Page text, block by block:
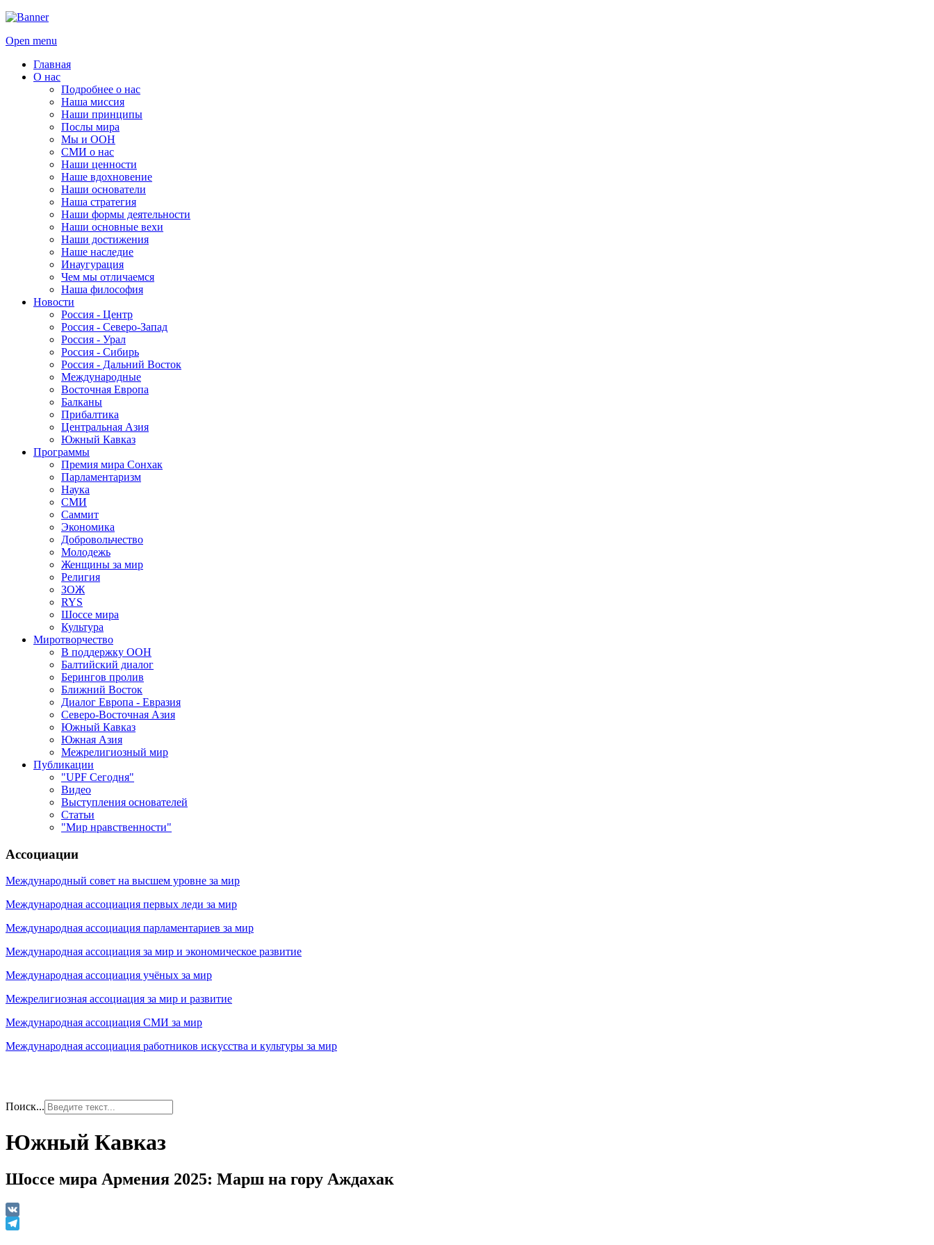
Open menu
Главная
О нас
Подробнее о нас
Наша миссия
Наши принципы
Послы мира
Мы и ООН
СМИ о нас
Наши ценности
Наше вдохновение
Наши основатели
Наша стратегия
Наши формы деятельности
Наши основные вехи
Наши достижения
Наше наследие
Инаугурация
Чем мы отличаемся
Наша философия
Новости
Россия - Центр
Россия - Северо-Запад
Россия - Урал
Россия - Сибирь
Россия - Дальний Восток
Международные
Восточная Европа
Балканы
Прибалтика
Центральная Азия
Южный Кавказ
Программы
Премия мира Сонхак
Парламентаризм
Наука
СМИ
Саммит
Экономика
Добровольчество
Молодежь
Женщины за мир
Религия
ЗОЖ
RYS
Шоссе мира
Культура
Миротворчество
В поддержку ООН
Балтийский диалог
Берингов пролив
Ближний Восток
Диалог Европа - Евразия
Северо-Восточная Азия
Южный Кавказ
Южная Азия
Межрелигиозный мир
Публикации
"UPF Сегодня"
Видео
Выступления основателей
Статьи
"Мир нравственности"
Ассоциации
Международный совет на высшем уровне за мир
Международная ассоциация первых леди за мир
Международная ассоциация парламентариев за мир
Международная ассоциация за мир и экономическое развитие
Международная ассоциация учёных за мир
Межрелигиозная ассоциация за мир и развитие
Международная ассоциация СМИ за мир
Международная ассоциация работников искусства и культуры за мир
Поиск...
Южный Кавказ
Шоссе мира Армения 2025: Марш на гору Аждахак
VK